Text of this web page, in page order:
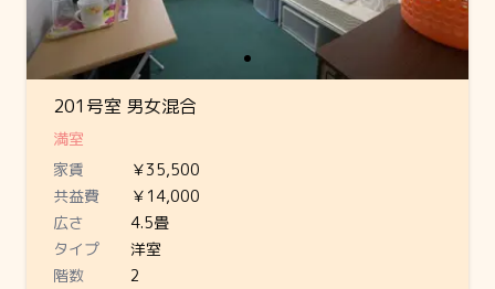
201号室 男女混合
満室
家賃
￥35,500
共益費
￥14,000
広さ
4.5畳
タイプ
洋室
階数
2